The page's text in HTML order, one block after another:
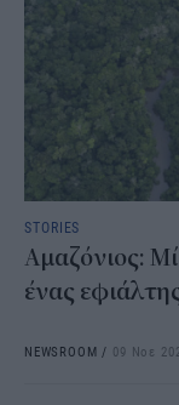
STORIES
Αμαζόνιος:
ένας
NEWSROOM / 09 Νοε